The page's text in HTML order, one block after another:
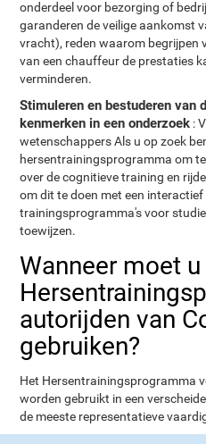
onderdeel voor bezorging of
garanderen de veilige aankomst
vracht), reden waarom begrijpen
van een chauffeur de prestaties
verminderen.
Stimuleren en bestuderen van
kenmerken in een onderzoek :
wetenschappers Als u op zoek
hersentrainingsprogramma om
over de cognitieve training en
om dit te doen met een
trainingsprogramma's voor
toewijzen.
Wanneer moet
autorijden van
gebruiken?
Het Hersentrainingsprogramma
worden gebruikt in een
de meeste representatieve